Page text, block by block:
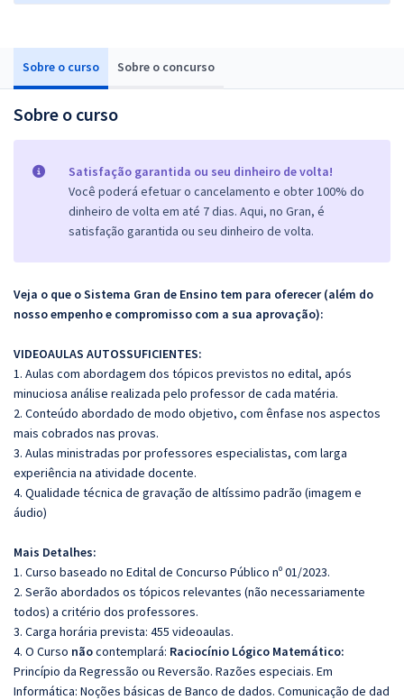
Sobre o curso Sobre o concurso
Sobre o curso
Satisfação garantida ou seu dinheiro de volta!
Você poderá efetuar o cancelamento e obter 100% do
dinheiro de volta em até 7 dias. Aqui, no Gran, é
satisfação garantida ou seu dinheiro de volta.
Veja o que o Sistema Gran de Ensino tem para oferecer (além do
nosso empenho e compromisso com a sua aprovação):
VIDEOAULAS AUTOSSUFICIENTES:
1. Aulas com abordagem dos tópicos previstos no edital, após
minuciosa análise realizada pelo professor de cada matéria.
2. Conteúdo abordado de modo objetivo, com ênfase nos aspectos
mais cobrados nas provas.
3. Aulas ministradas por professores especialistas, com larga
experiência na atividade docente.
4. Qualidade técnica de gravação de altíssimo padrão (imagem e
áudio)
Mais Detalhes:
1. Curso baseado no Edital de Concurso Público nº 01/2023.
2. Serão abordados os tópicos relevantes (não necessariamente
todos) a critério dos professores.
3. Carga horária prevista: 455 videoaulas.
4. O Curso nãocontemplará: Raciocínio Lógico Matemático:
Princípio da Regressão ou Reversão. Razões especiais. Em
Informática: Noções básicas de Banco de dados. Comunicação de dad